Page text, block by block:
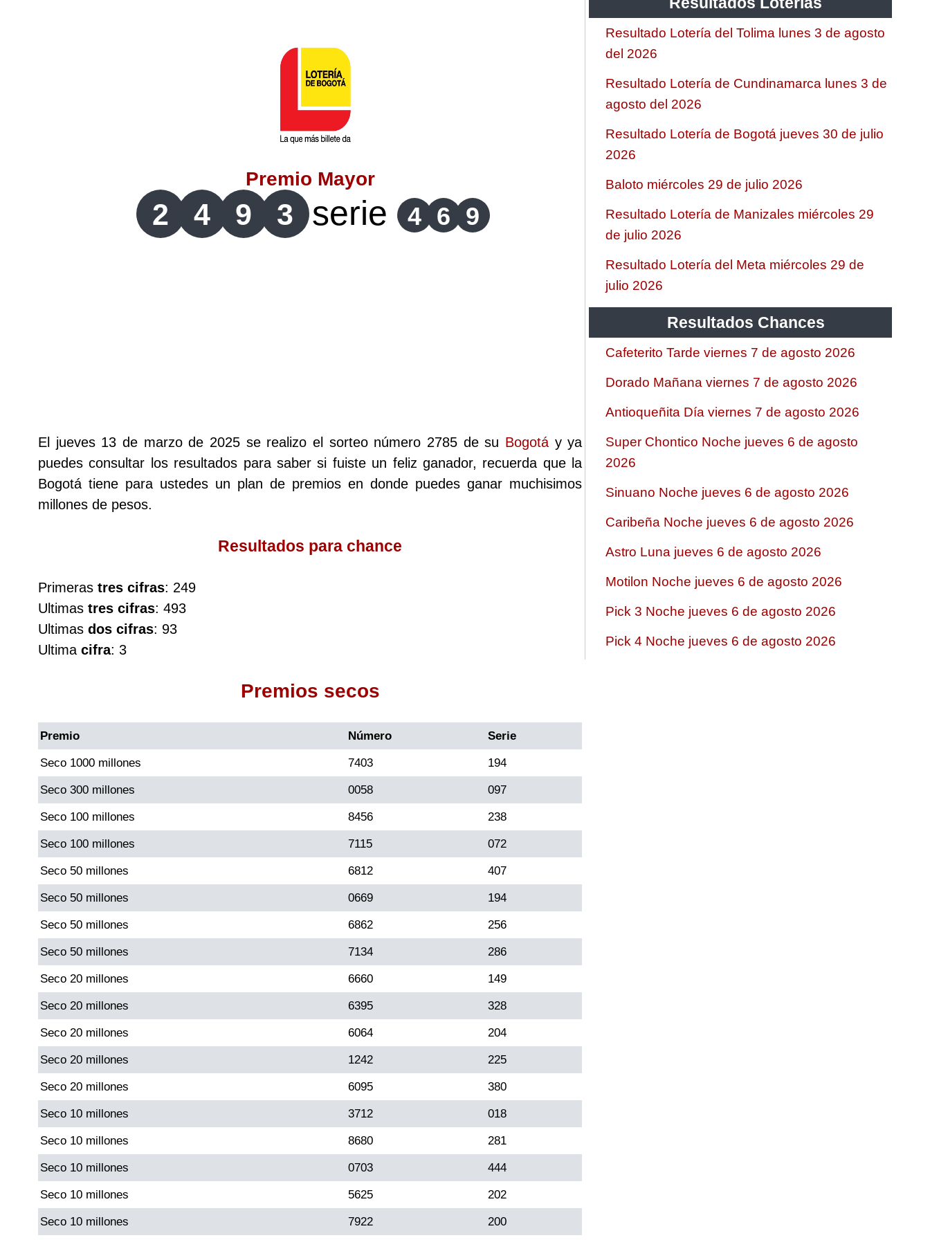
Lotería de Risaralda
Antioqueñita Día
Antioqueñita Tarde
Astro Luna
Cafeterito Tarde
Caribeña Noche
Chontico Día
Chontico Noche
Culona día
Culona noche
Dorado Mañana
Dorado Tarde
Dorado Noche
Fantástica Día
Fantástica Noche
Motilon Tarde
Motilon Noche
Premio Mayor
2 4 9 3 serie 4 6 9
El jueves 13 de marzo de 2025 se realizo el sorteo número 2785 de su Bogotáy ya
puedes consultar los resultados para saber si fuiste un feliz ganador, recuerda que la
Bogotá tiene para ustedes un plan de premios en donde puedes ganar muchisimos
millones de pesos.
Resultados para chance
Primeras tres cifras: 249
Ultimas tres cifras: 493
Ultimas dos cifras: 93
Ultima cifra: 3
Premios secos
Premio Número Serie
Seco 1000 millones 7403 194
Seco 300 millones 0058 097
Seco 100 millones 8456 238
Seco 100 millones 7115 072
Seco 50 millones 6812 407
Seco 50 millones 0669 194
Seco 50 millones 6862 256
Seco 50 millones 7134 286
Seco 20 millones 6660 149
Seco 20 millones 6395 328
Seco 20 millones 6064 204
Seco 20 millones 1242 225
Seco 20 millones 6095 380
Seco 10 millones 3712 018
Seco 10 millones 8680 281
Seco 10 millones 0703 444
Seco 10 millones 5625 202
Seco 10 millones 7922 200
Resultado Lotería del Tolima lunes 3 de agosto
del 2026
Resultado Lotería de Cundinamarca lunes 3 de
agosto del 2026
Resultado Lotería de Bogotá jueves 30 de julio
2026
Baloto miércoles 29 de julio 2026
Resultado Lotería de Manizales miércoles 29
de julio 2026
Resultado Lotería del Meta miércoles 29 de
julio 2026
Resultados Chances
Cafeterito Tarde viernes 7 de agosto 2026
Dorado Mañana viernes 7 de agosto 2026
Antioqueñita Día viernes 7 de agosto 2026
Super Chontico Noche jueves 6 de agosto
2026
Sinuano Noche jueves 6 de agosto 2026
Caribeña Noche jueves 6 de agosto 2026
Astro Luna jueves 6 de agosto 2026
Motilon Noche jueves 6 de agosto 2026
Pick 3 Noche jueves 6 de agosto 2026
Pick 4 Noche jueves 6 de agosto 2026